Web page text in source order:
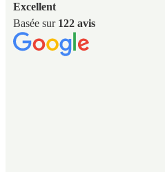
Excellent
Basée sur 122 avis